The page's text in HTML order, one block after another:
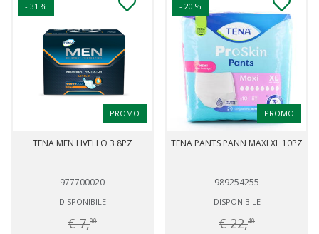
- 31 %
PROMO
TENA MEN LIVELLO 3 8PZ
977700020
DISPONIBILE
€ 7,00
- 20 %
PROMO
TENA PANTS PANN MAXI XL 10PZ
989254255
DISPONIBILE
€ 22,40